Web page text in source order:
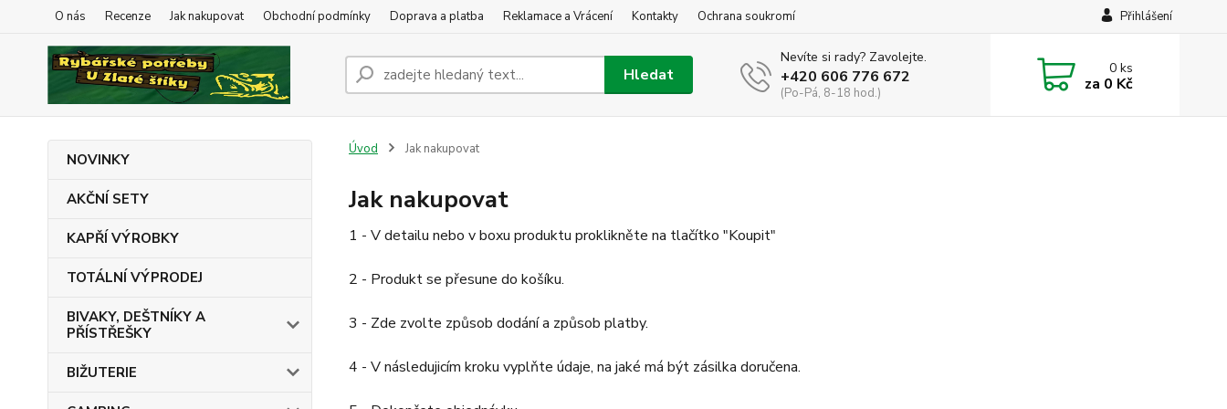
O nás Recenze Jak nakupovat Obchodní podmínky Doprava a platba Reklamace a Vrácení Kontakty Ochrana soukromí Přihlášení
Hledat
Nevíte si rady? Zavolejte.
+420 606 776 672
(Po-Pá, 8-18 hod.)
0ks
za 0 Kč
NOVINKY
AKČNÍ SETY
KAPŘÍ VÝROBKY
TOTÁLNÍ VÝPRODEJ
BIVAKY, DEŠTNÍKY A
PŘÍSTŘEŠKY
BIŽUTERIE
Úvod Jak nakupovat
Jak nakupovat
1 - V detailu nebo v boxu produktu proklikněte na tlačítko "Koupit"
2 - Produkt se přesune do košíku.
3 - Zde zvolte způsob dodání a způsob platby.
4 - V následujicím kroku vyplňte údaje, na jaké má být zásilka doručena.